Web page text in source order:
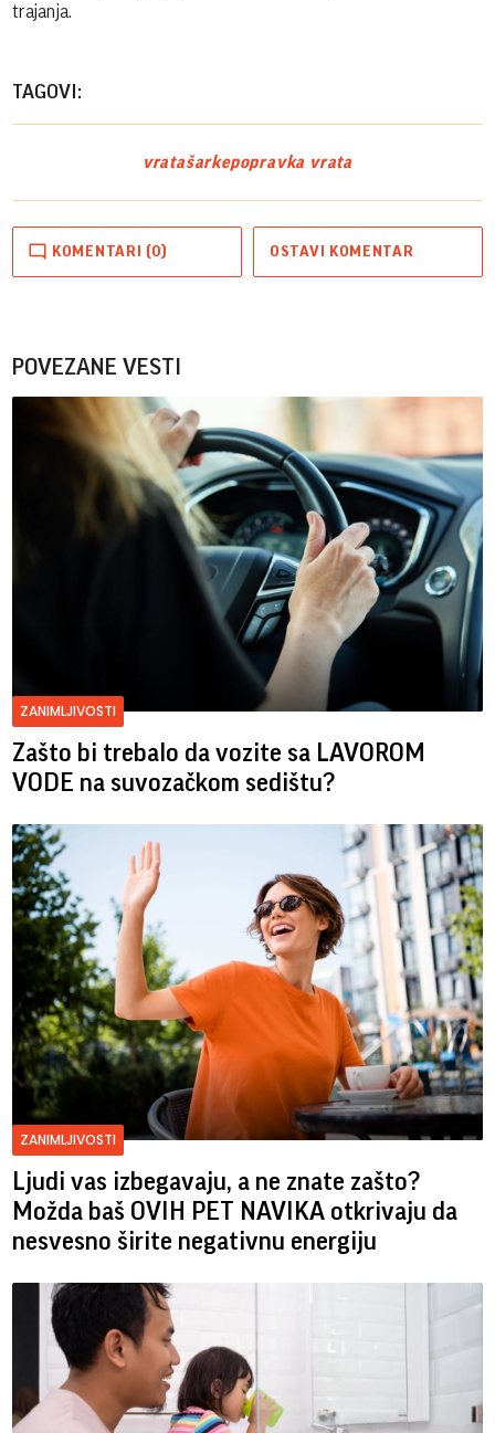
trajanja.
TAGOVI:
vratašarkepopravka vrata
KOMENTARI (0) OSTAVI KOMENTAR
POVEZANE VESTI
ZANIMLJIVOSTI
Zašto bi trebalo da vozite sa LAVOROM
VODE na suvozačkom sedištu?
ZANIMLJIVOSTI
Ljudi vas izbegavaju, a ne znate zašto?
Možda baš OVIH PET NAVIKA otkrivaju da
nesvesno širite negativnu energiju